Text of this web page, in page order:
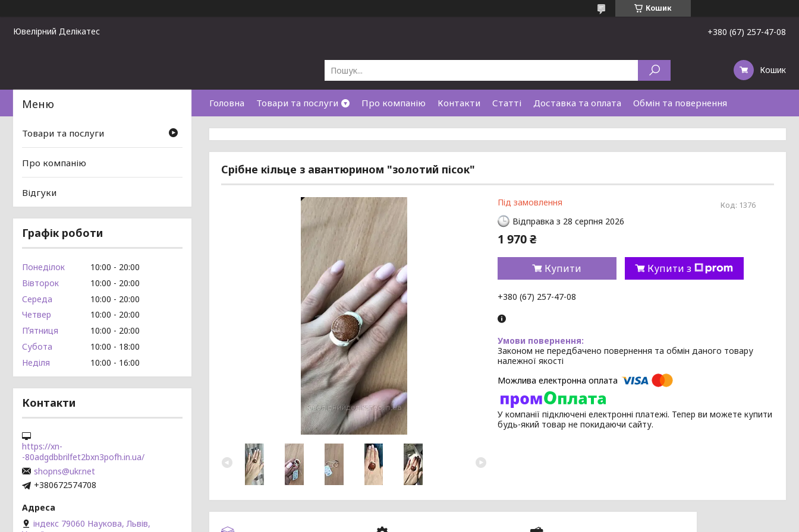
Кошик
Ювелірний Делікатес +380 (67) 257-47-08
Кошик
Головна Товари та послуги Про компанію Контакти Статті Доставка та оплата Обмін та повернення
Срібне кільце з авантюрином "золотий пісок"
Під замовлення Код: 1376
Відправка з 28 серпня 2026
1 970 ₴
Купити Купити з
+380 (67) 257-47-08
Законом не передбачено повернення та обмін даного товару
належної якості
У компанії підключені електронні платежі. Тепер ви можете купити
будь-який товар не покидаючи сайту.
Товари та послуги
Про компанію
Відгуки
Графік роботи
Понеділок 10:00
20:00
Вівторок
10:00
20:00
Середа
10:00
20:00
Четвер
10:00
20:00
Пʼятниця
10:00
20:00
Субота
10:00
18:00
Неділя
10:00 16:00
Контакти
https://xn-
-80adgdbbrilfet2bxn3pofh.in.ua/
shopns@ukr.net
+380672574708
індекс 79060 Наукова, Львів,